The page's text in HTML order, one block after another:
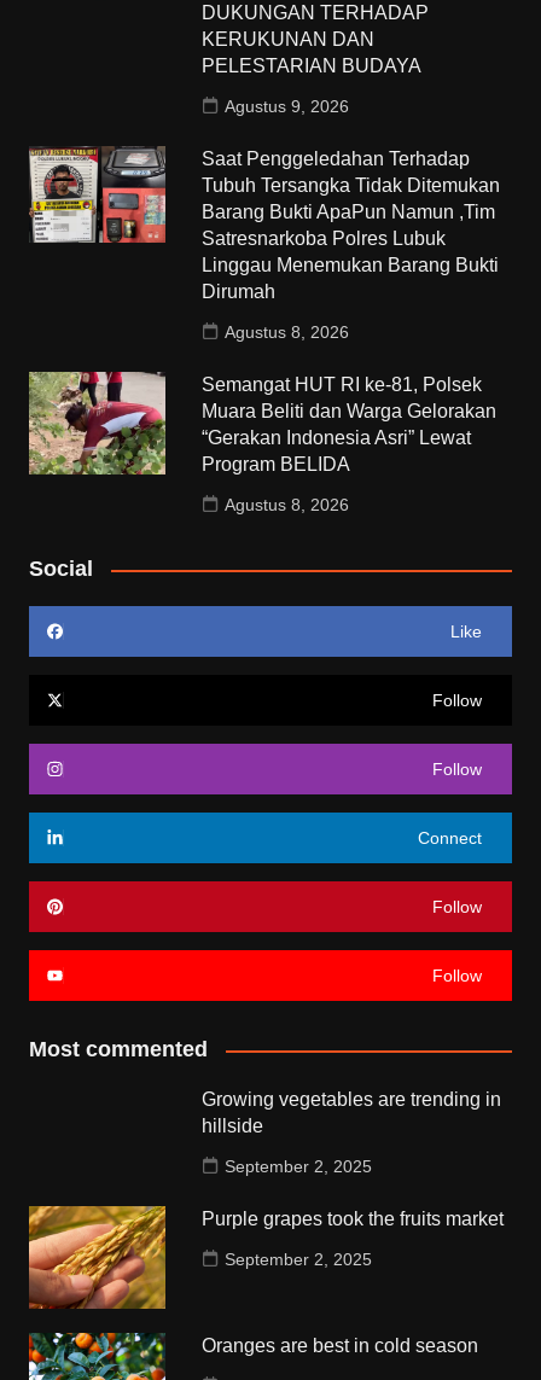
DUKUNGAN TERHADAP
KERUKUNAN DAN
PELESTARIAN BUDAYA
Agustus 9, 2026
Saat Penggeledahan Terhadap
Tubuh Tersangka Tidak Ditemukan
Barang Bukti ApaPun Namun ,Tim
Satresnarkoba Polres Lubuk
Linggau Menemukan Barang Bukti
Dirumah
Agustus 8, 2026
Semangat HUT RI ke-81, Polsek
Muara Beliti dan Warga Gelorakan
“Gerakan Indonesia Asri” Lewat
Program BELIDA
Agustus 8, 2026
Social
Like
Follow
Follow
Connect
Follow
Follow
Most commented
Growing vegetables are trending in
hillside
September 2, 2025
Purple grapes took the fruits market
September 2, 2025
Oranges are best in cold season